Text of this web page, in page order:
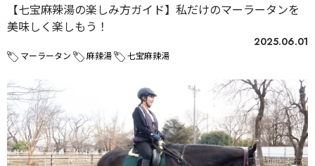
【七宝麻辣湯の楽しみ方ガイド】私だけのマーラータンを
美味しく楽しもう！
2025.06.01
マーラータン 麻辣湯 七宝麻辣湯